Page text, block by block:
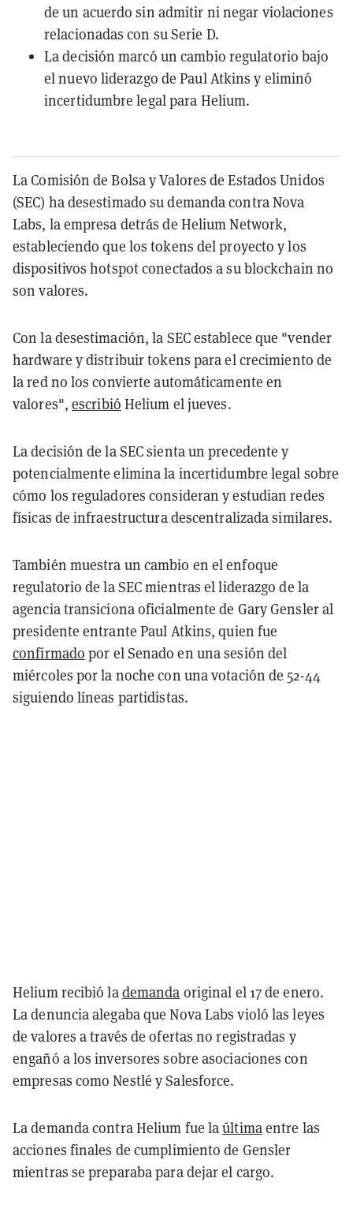
de un acuerdo sin admitir ni negar violaciones
relacionadas con su Serie D.
La decisión marcó un cambio regulatorio bajo
el nuevo liderazgo de Paul Atkins y eliminó
incertidumbre legal para Helium.
La Comisión de Bolsa y Valores de Estados Unidos
(SEC) ha desestimado su demanda contra Nova
Labs, la empresa detrás de Helium Network,
estableciendo que los tokens del proyecto y los
dispositivos hotspot conectados a su blockchain no
son valores.
Con la desestimación, la SEC establece que "vender
hardware y distribuir tokens para el crecimiento de
la red no los convierte automáticamente en
valores", escribió Helium el jueves.
La decisión de la SEC sienta un precedente y
potencialmente elimina la incertidumbre legal sobre
cómo los reguladores consideran y estudian redes
físicas de infraestructura descentralizada similares.
También muestra un cambio en el enfoque
regulatorio de la SEC mientras el liderazgo de la
agencia transiciona oficialmente de Gary Gensler al
presidente entrante Paul Atkins, quien fue
confirmado por el Senado en una sesión del
miércoles por la noche con una votación de 52-44
siguiendo líneas partidistas.
Helium recibió lademanda original el 17 de enero.
La denuncia alegaba que Nova Labs violó las leyes
de valores a través de ofertas no registradas y
engañó a los inversores sobre asociaciones con
empresas como Nestlé y Salesforce.
La demanda contra Helium fue laúltimaentre las
acciones finales de cumplimiento de Gensler
mientras se preparaba para dejar el cargo.